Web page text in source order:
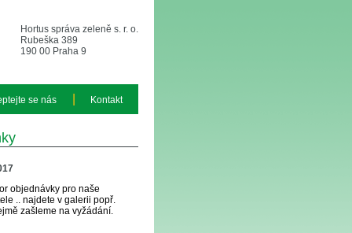
Hortus správa zeleně s. r. o.
Rubeška 389
190 00 Praha 9
se nás Kontakt
objednávky pro naše
.. najdete v galerii popř.
zašleme na vyžádání.